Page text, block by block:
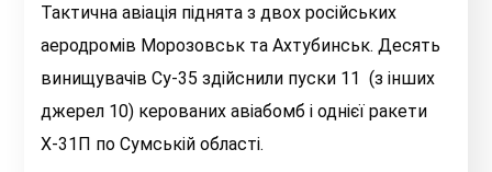
Тактична авіація піднята з двох російських
аеродромів Морозовськ та Ахтубинськ. Десять
винищувачів Су-35 здійснили пуски 11 (з інших
джерел 10) керованих авіабомб і однієї ракети
Х-31П по Сумській області.